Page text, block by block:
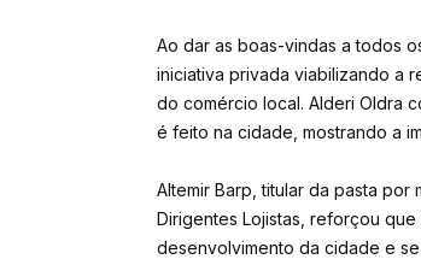
Ao dar as boas-vindas a todos
iniciativa privada viabilizando a
do comércio local. Alderi Oldra
é feito na cidade, mostrando a
Altemir Barp, titular da pasta por
Dirigentes Lojistas, reforçou
desenvolvimento da cidade e